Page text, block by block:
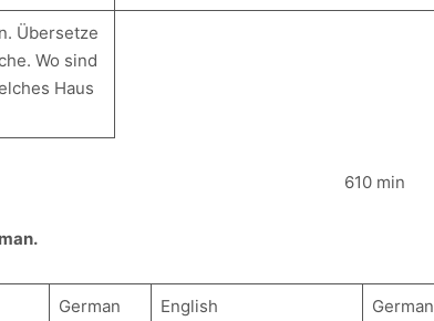
Übersetze
Wo sind
Haus
in 10 minutes. 610 min
German English German